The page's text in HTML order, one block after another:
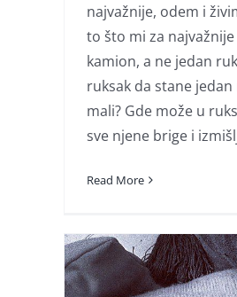
najvažnije, odem i
to što mi za
kamion, a ne jedan
ruksak da stane
mali? Gde može u
sve njene brige i
Read More